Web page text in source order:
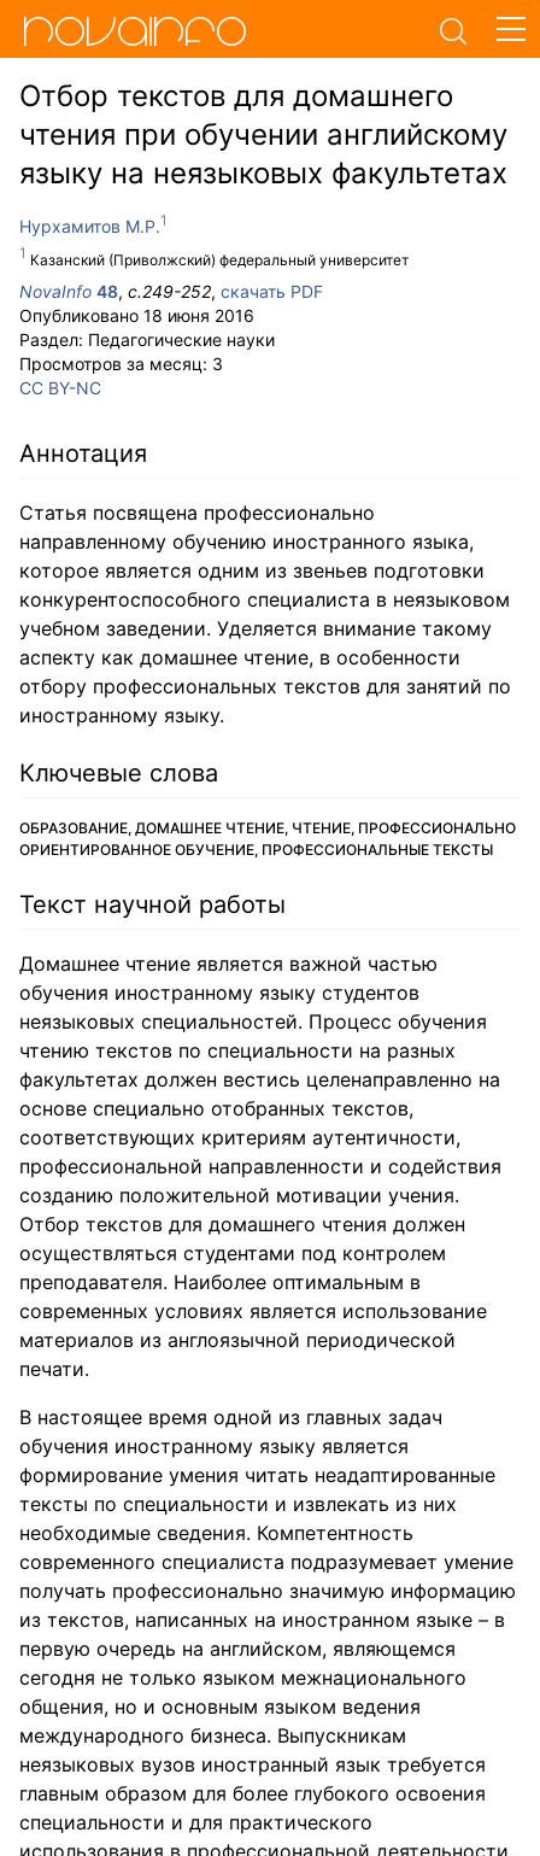
Отбор текстов для домашнего
чтения при обучении английскому
языку на неязыковых факультетах
Нурхамитов М.Р.
Казанский (Приволжский) федеральный университет
NovaInfo 48, с.249-252, скачать PDF
Опубликовано 18 июня 2016
Раздел: Педагогические науки
Просмотров за месяц: 3
CC BY-NC
Аннотация
Статья посвящена профессионально
направленному обучению иностранного языка,
которое является одним из звеньев подготовки
конкурентоспособного специалиста в неязыковом
учебном заведении. Уделяется внимание такому
аспекту как домашнее чтение, в особенности
отбору профессиональных текстов для занятий по
иностранному языку.
Ключевые слова
ОБРАЗОВАНИЕ, ДОМАШНЕЕ ЧТЕНИЕ, ЧТЕНИЕ, ПРОФЕССИОНАЛЬНО
ОРИЕНТИРОВАННОЕ ОБУЧЕНИЕ, ПРОФЕССИОНАЛЬНЫЕ ТЕКСТЫ
Текст научной работы
Домашнее чтение является важной частью
обучения иностранному языку студентов
неязыковых специальностей. Процесс обучения
чтению текстов по специальности на разных
факультетах должен вестись целенаправленно на
основе специально отобранных текстов,
соответствующих критериям аутентичности,
профессиональной направленности и содействия
созданию положительной мотивации учения.
Отбор текстов для домашнего чтения должен
осуществляться студентами под контролем
преподавателя. Наиболее оптимальным в
современных условиях является использование
материалов из англоязычной периодической
печати.
В настоящее время одной из главных задач
обучения иностранному языку является
формирование умения читать неадаптированные
тексты по специальности и извлекать из них
необходимые сведения. Компетентность
современного специалиста подразумевает умение
получать профессионально значимую информацию
из текстов, написанных на иностранном языке – в
первую очередь на английском, являющемся
сегодня не только языком межнационального
общения, но и основным языком ведения
международного бизнеса. Выпускникам
неязыковых вузов иностранный язык требуется
главным образом для более глубокого освоения
специальности и для практического
использования в профессиональной деятельности.